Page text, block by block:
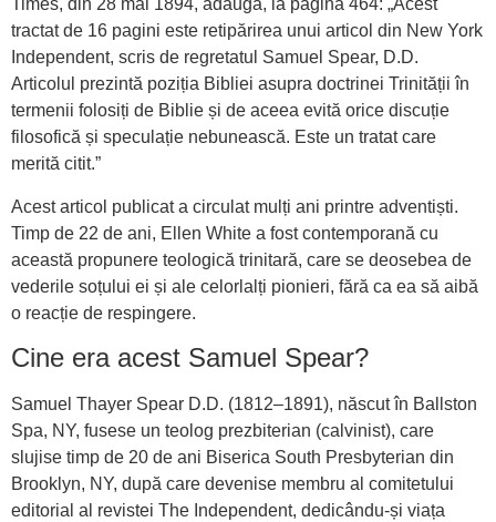
Times, din 28 mai 1894, adăuga, la pagina 464: „Acest
tractat de 16 pagini este retipărirea unui articol din New York
Independent, scris de regretatul Samuel Spear, D.D.
Articolul prezintă poziția Bibliei asupra doctrinei Trinității în
termenii folosiți de Biblie și de aceea evită orice discuție
filosofică și speculație nebunească. Este un tratat care
merită citit.”
Acest articol publicat a circulat mulți ani printre adventiști.
Timp de 22 de ani, Ellen White a fost contemporană cu
această propunere teologică trinitară, care se deosebea de
vederile soțului ei și ale celorlalți pionieri, fără ca ea să aibă
o reacție de respingere.
Cine era acest Samuel Spear?
Samuel Thayer Spear D.D. (1812–1891), născut în Ballston
Spa, NY, fusese un teolog prezbiterian (calvinist), care
slujise timp de 20 de ani Biserica South Presbyterian din
Brooklyn, NY, după care devenise membru al comitetului
editorial al revistei The Independent, dedicându-și viața